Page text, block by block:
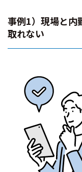
事例1）現場と内
取れない